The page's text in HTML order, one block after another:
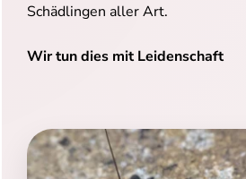
Schädlingen aller Art.
Wir tun dies mit Leidenschaft